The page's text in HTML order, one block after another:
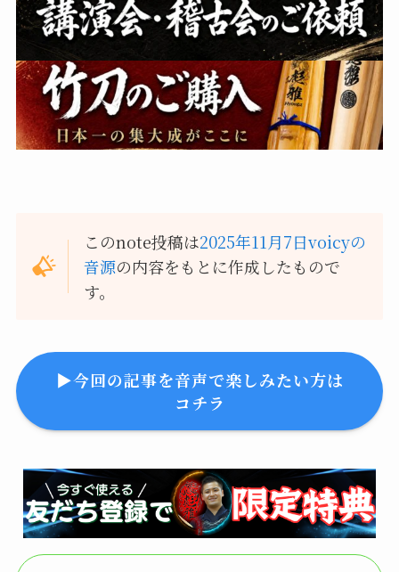
このnote投稿は2025年11月7日voicyの
音源の内容をもとに作成したもので
す。
▶︎今回の記事を音声で楽しみたい方は
コチラ